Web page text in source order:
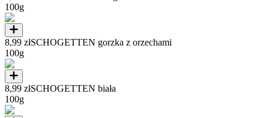
100g
8,99 złSCHOGETTEN gorzka z orzechami
100g
8,99 złSCHOGETTEN biała
100g